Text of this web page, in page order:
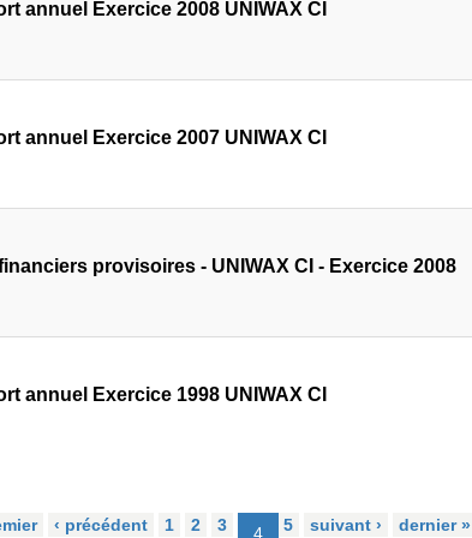
annuel Exercice 2008 UNIWAX CI
annuel Exercice 2007 UNIWAX CI
provisoires - UNIWAX CI - Exercice 2008
annuel Exercice 1998 UNIWAX CI
‹ précédent 1 2 3 4 5 suivant › dernier »